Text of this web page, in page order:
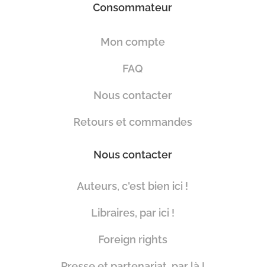
Consommateur
Mon compte
FAQ
Nous contacter
Retours et commandes
Nous contacter
Auteurs, c'est bien ici !
Libraires, par ici !
Foreign rights